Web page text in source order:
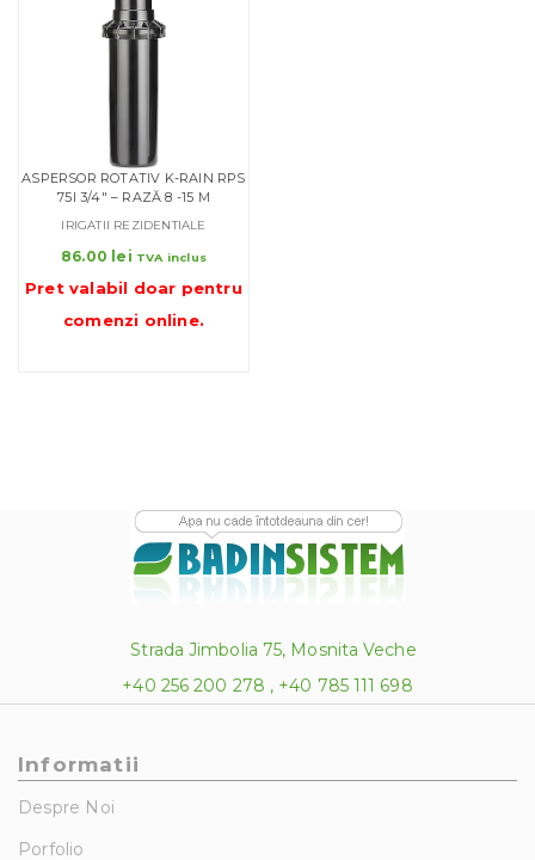
ASPERSOR ROTATIV K-RAIN RPS
75I 3/4″ – RAZĂ 8 -15 M
IRIGATII REZIDENTIALE
86.00 lei TVA inclus
Pret valabil doar pentru
comenzi online.
Strada Jimbolia 75, Mosnita Veche
+40 256 200 278 , +40 785 111 698
Informatii
Despre Noi
Porfolio